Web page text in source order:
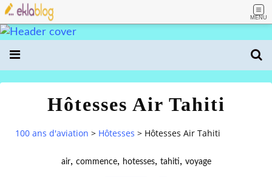
MENU
Hôtesses Air Tahiti
100 ans d'aviation > Hôtesses > Hôtesses Air Tahiti
air, commence, hotesses, tahiti, voyage